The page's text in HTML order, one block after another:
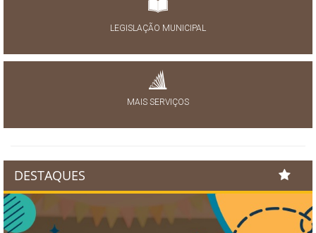
LEGISLAÇÃO MUNICIPAL
MAIS SERVIÇOS
DESTAQUES